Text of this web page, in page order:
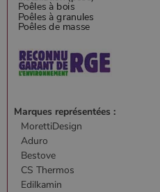
Marques représentées :
MorettiDesign
Aduro
Bestove
CS Thermos
Edilkamin